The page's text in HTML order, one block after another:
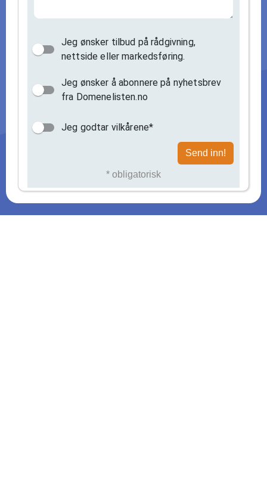
Jeg ønsker tilbud på rådgivning,
nettside eller markedsføring.
Jeg ønsker å abonnere på nyhetsbrev
fra Domenelisten.no
Jeg godtar vilkårene*
Send inn!
* obligatorisk